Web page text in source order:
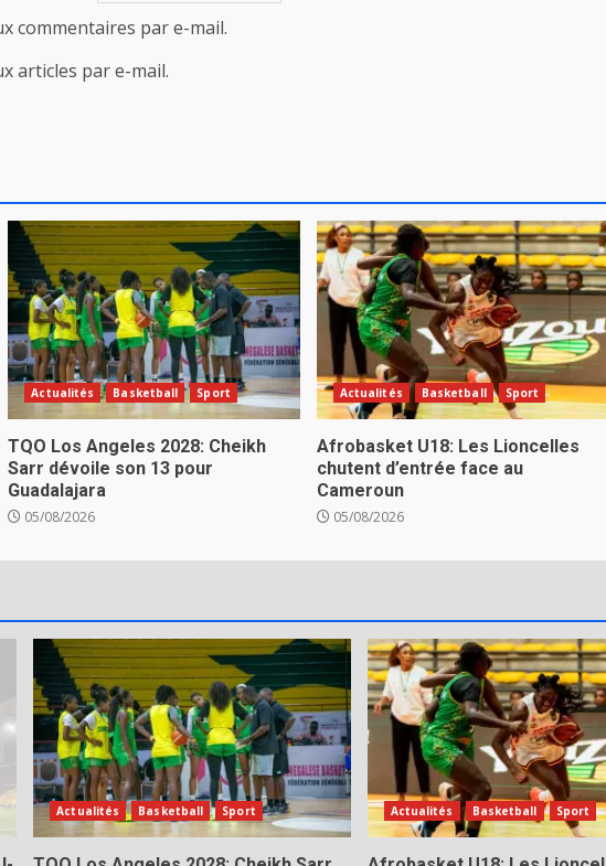
commentaires par e-mail.
articles par e-mail.
Actualités Basketball Sport
TQO Los Angeles 2028: Cheikh
Sarr dévoile son 13 pour
Guadalajara
05/08/2026
Actualités Basketball Sport
Afrobasket U18: Les Lioncelles
chutent d’entrée face au
Cameroun
05/08/2026
Actualités Basketball Sport Actualités Basketball Sport